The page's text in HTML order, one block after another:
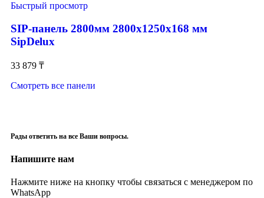
Быстрый просмотр
SIP-панель 2800мм 2800x1250x168 мм
SipDelux
33 879 ₸
Смотреть все панели
Рады ответить на все Ваши вопросы.
Напишите нам
Нажмите ниже на кнопку чтобы связаться с менеджером по
WhatsApp